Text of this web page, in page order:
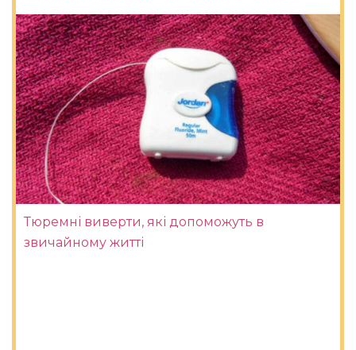
Тюремні виверти, які допоможуть в
звичайному житті